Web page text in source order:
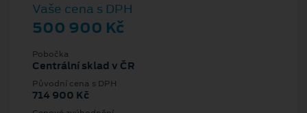
Vaše cena s DPH
500 900 Kč
Pobočka
Centrální sklad v ČR
Původní cena s DPH
714 900 Kč